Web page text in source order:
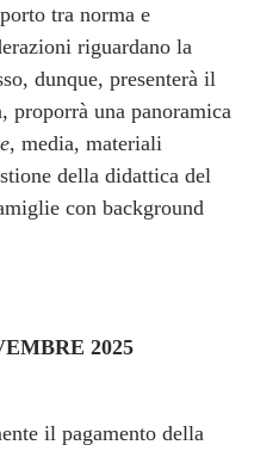
tra norma e
riguardano la
dunque, presenterà il
proporrà una panoramica
, media, materiali
della didattica del
con background
2025
il pagamento della